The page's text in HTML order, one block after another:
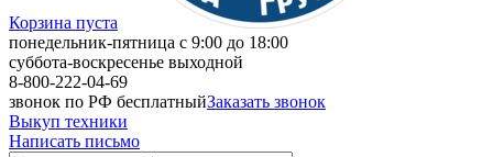
Корзина пуста
понедельник-пятница с 9:00 до 18:00
суббота-воскресенье выходной
8-800-222-04-69
звонок по РФ бесплатныйЗаказать звонок
Выкуп техники
Написать письмо